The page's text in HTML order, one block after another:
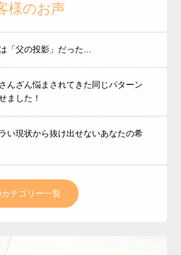
様のお声
「父の投影」だった…
んざん悩まされてきた同じパターン
ました！
い現状から抜け出せないあなたの希
カテゴリー一覧